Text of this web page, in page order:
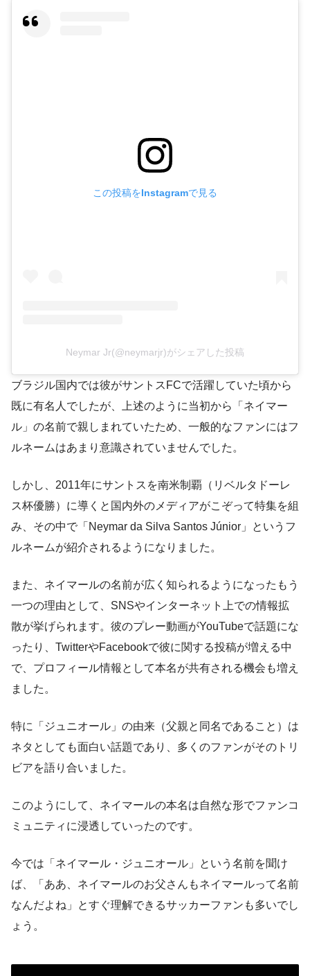
この投稿をInstagramで見る
Neymar Jr(@neymarjr)がシェアした投稿
ブラジル国内では彼がサントスFCで活躍していた頃から
既に有名人でしたが、上述のように当初から「ネイマー
ル」の名前で親しまれていたため、一般的なファンにはフ
ルネームはあまり意識されていませんでした。
しかし、2011年にサントスを南米制覇（リベルタドーレ
ス杯優勝）に導くと国内外のメディアがこぞって特集を組
み、その中で「Neymar da Silva Santos Júnior」というフ
ルネームが紹介されるようになりました。
また、ネイマールの名前が広く知られるようになったもう
一つの理由として、SNSやインターネット上での情報拡
散が挙げられます。彼のプレー動画がYouTubeで話題にな
ったり、TwitterやFacebookで彼に関する投稿が増える中
で、プロフィール情報として本名が共有される機会も増え
ました。
特に「ジュニオール」の由来（父親と同名であること）は
ネタとしても面白い話題であり、多くのファンがそのトリ
ビアを語り合いました。
このようにして、ネイマールの本名は自然な形でファンコ
ミュニティに浸透していったのです。
今では「ネイマール・ジュニオール」という名前を聞け
ば、「ああ、ネイマールのお父さんもネイマールって名前
なんだよね」とすぐ理解できるサッカーファンも多いでし
ょう。